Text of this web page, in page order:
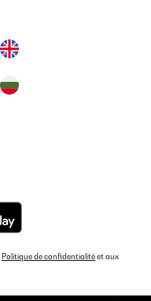
Politique de confidentialitéet aux